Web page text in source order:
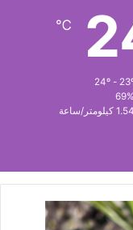
℃
69%
1.54 كيلومتر/ساعة